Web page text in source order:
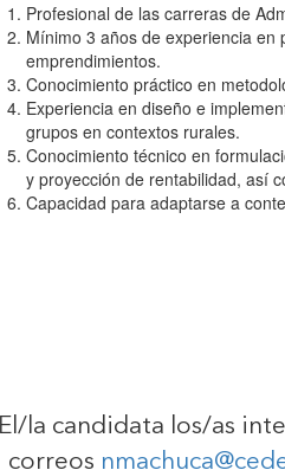
Profesional de las carreras de
Mínimo 3 años de experiencia
emprendimientos.
Conocimiento práctico en
Experiencia en diseño e
grupos en contextos rurales.
Conocimiento técnico en
y proyección de rentabilidad, así
Capacidad para adaptarse a
El/la candidata los/as
correos